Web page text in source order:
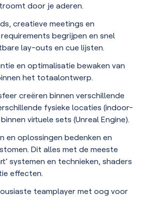
door je aderen.
creatieve meetings en
begrijpen en snel
lay-outs en cue lijsten.
en optimalisatie bewaken van
het totaalontwerp.
creëren binnen verschillende
fysieke locaties (indoor-
virtuele sets (Unreal Engine).
en oplossingen bedenken en
Dit alles met de meeste
systemen en technieken, shaders
effecten.
teamplayer met oog voor